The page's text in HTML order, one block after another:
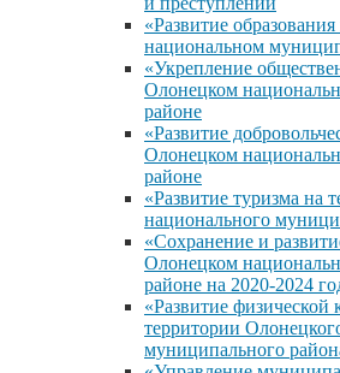
«Развитие
национальном
«Укрепление
Олонецком
районе
«Развитие
Олонецком
районе
«Развитие туризма на
национального
«Сохранение и
Олонецком
районе на 2020-2024
«Развитие физической
территории
муниципального